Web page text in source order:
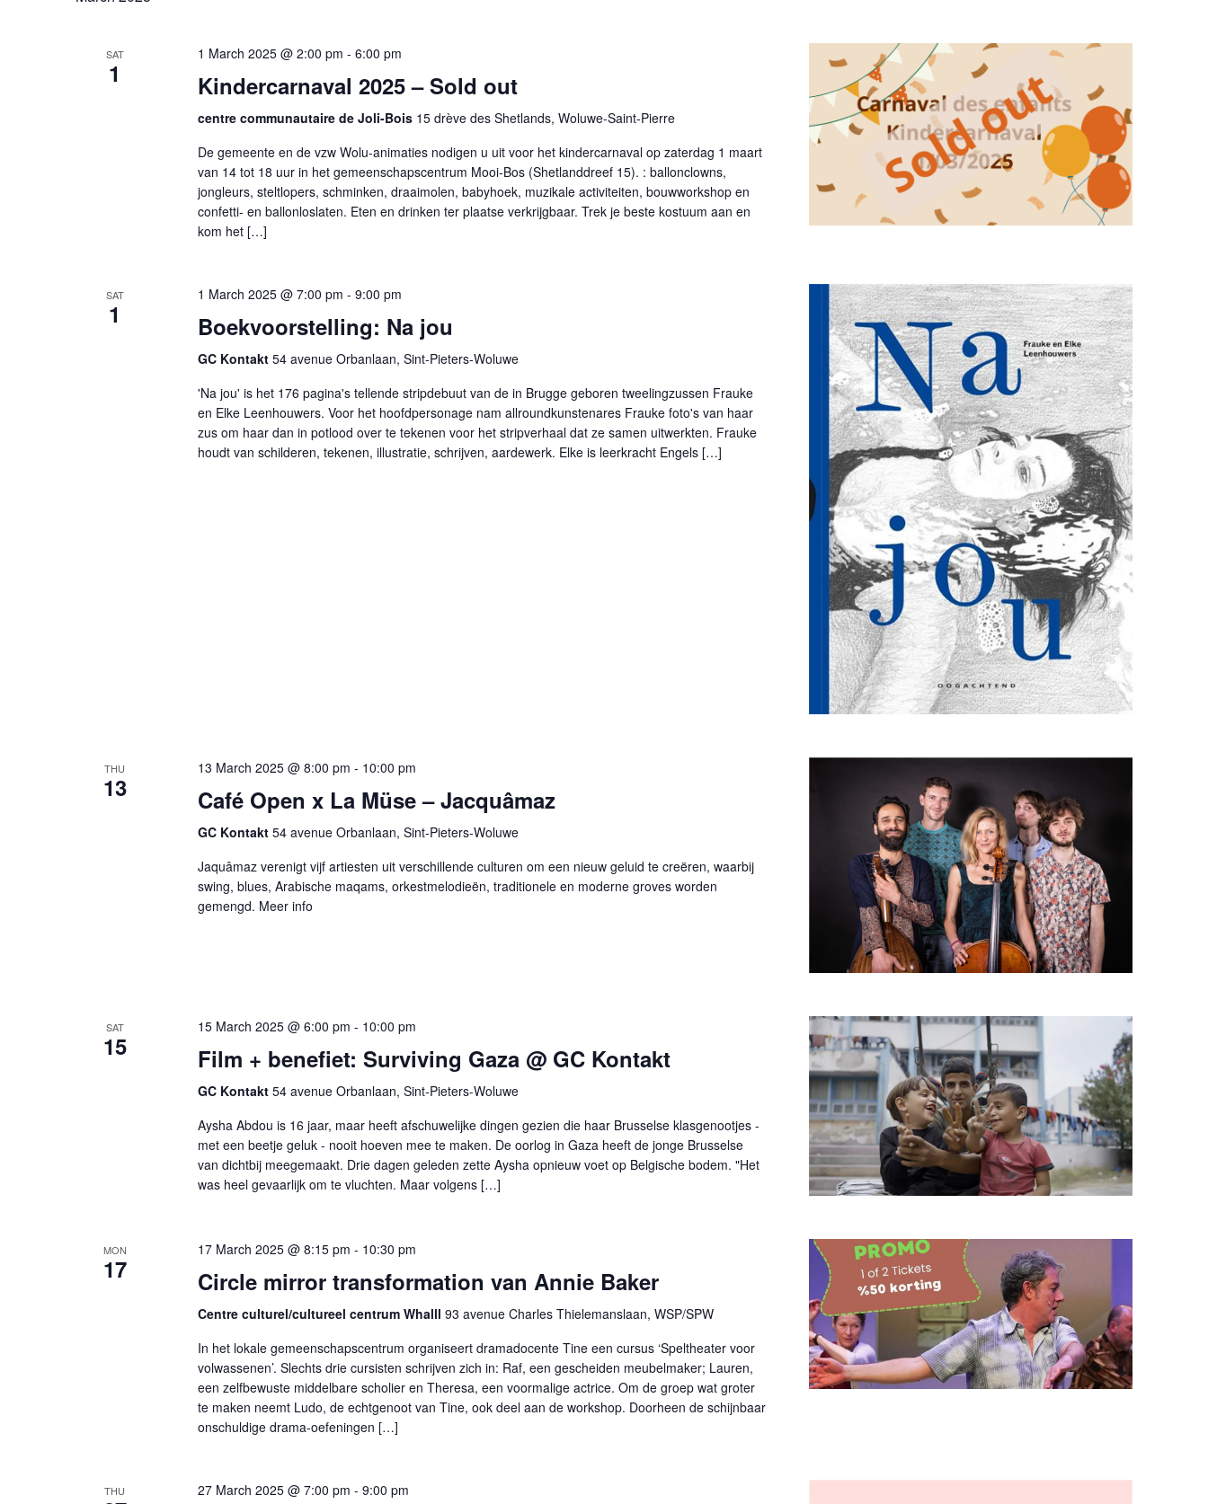
SAT
1
1 March 2025 @ 2:00 pm - 6:00 pm
Kindercarnaval 2025 – Sold out
centre communautaire de Joli-Bois 15 drève des Shetlands, Woluwe-Saint-Pierre
De gemeente en de vzw Wolu-animaties nodigen u uit voor het kindercarnaval op zaterdag 1 maart
van 14 tot 18 uur in het gemeenschapscentrum Mooi-Bos (Shetlanddreef 15). : ballonclowns,
jongleurs, steltlopers, schminken, draaimolen, babyhoek, muzikale activiteiten, bouwworkshop en
confetti- en ballonloslaten. Eten en drinken ter plaatse verkrijgbaar. Trek je beste kostuum aan en
kom het […]
SAT
1
1 March 2025 @ 7:00 pm - 9:00 pm
Boekvoorstelling: Na jou
GC Kontakt 54 avenue Orbanlaan, Sint-Pieters-Woluwe
'Na jou' is het 176 pagina's tellende stripdebuut van de in Brugge geboren tweelingzussen Frauke
en Elke Leenhouwers. Voor het hoofdpersonage nam allroundkunstenares Frauke foto's van haar
zus om haar dan in potlood over te tekenen voor het stripverhaal dat ze samen uitwerkten. Frauke
houdt van schilderen, tekenen, illustratie, schrijven, aardewerk. Elke is leerkracht Engels […]
THU
13
13 March 2025 @ 8:00 pm - 10:00 pm
Café Open x La Müse – Jacquâmaz
GC Kontakt 54 avenue Orbanlaan, Sint-Pieters-Woluwe
Jaquâmaz verenigt vijf artiesten uit verschillende culturen om een nieuw geluid te creëren, waarbij
swing, blues, Arabische maqams, orkestmelodieën, traditionele en moderne groves worden
gemengd. Meer info
SAT
15
15 March 2025 @ 6:00 pm - 10:00 pm
Film + benefiet: Surviving Gaza @ GC Kontakt
GC Kontakt 54 avenue Orbanlaan, Sint-Pieters-Woluwe
Aysha Abdou is 16 jaar, maar heeft afschuwelijke dingen gezien die haar Brusselse klasgenootjes -
met een beetje geluk - nooit hoeven mee te maken. De oorlog in Gaza heeft de jonge Brusselse
van dichtbij meegemaakt. Drie dagen geleden zette Aysha opnieuw voet op Belgische bodem. "Het
was heel gevaarlijk om te vluchten. Maar volgens […]
MON
17
17 March 2025 @ 8:15 pm - 10:30 pm
Circle mirror transformation van Annie Baker
Centre culturel/cultureel centrum Whalll 93 avenue Charles Thielemanslaan, WSP/SPW
In het lokale gemeenschapscentrum organiseert dramadocente Tine een cursus ‘Speltheater voor
volwassenen’. Slechts drie cursisten schrijven zich in: Raf, een gescheiden meubelmaker; Lauren,
een zelfbewuste middelbare scholier en Theresa, een voormalige actrice. Om de groep wat groter
te maken neemt Ludo, de echtgenoot van Tine, ook deel aan de workshop. Doorheen de schijnbaar
onschuldige drama-oefeningen […]
THU 27 March 2025 @ 7:00 pm - 9:00 pm